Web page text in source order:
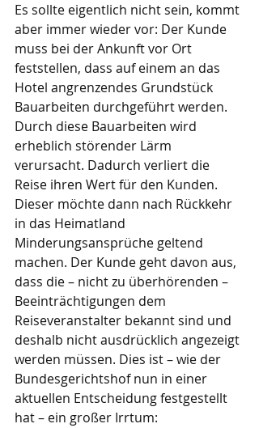
Es sollte eigentlich nicht sein, kommt
aber immer wieder vor: Der Kunde
muss bei der Ankunft vor Ort
feststellen, dass auf einem an das
Hotel angrenzendes Grundstück
Bauarbeiten durchgeführt werden.
Durch diese Bauarbeiten wird
erheblich störender Lärm
verursacht. Dadurch verliert die
Reise ihren Wert für den Kunden.
Dieser möchte dann nach Rückkehr
in das Heimatland
Minderungsansprüche geltend
machen. Der Kunde geht davon aus,
dass die – nicht zu überhörenden –
Beeinträchtigungen dem
Reiseveranstalter bekannt sind und
deshalb nicht ausdrücklich angezeigt
werden müssen. Dies ist – wie der
Bundesgerichtshof nun in einer
aktuellen Entscheidung festgestellt
hat – ein großer Irrtum: